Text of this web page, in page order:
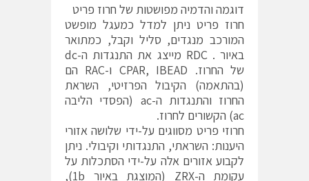
דוגמה והדמיה מפושטות של חרוז פריט
חרוז פריט ניתן למדל כמעגל מופשט
המורכב מנגדים, סליל וקבל, כמתואר
באיור . RDC מייצג את התנגדות ה-dc
של החרוז. CPAR, IBEAD ו-RAC הם
(בהתאמה) הקיבול הפרזיטי, השראת
החרוז והתנגדות ה-ac (הפסדי הליבה
ac) הקשורים לחרוז.
חרוזי פריט מסווגים על-ידי שלושה אזורי
היענות: השראתי, התנגדותי וקיבולי. ניתן
לקבוע אזורים אלה על-ידי הסתכלות על
עקומת ה-ZRX (המוצגת באיור 1b),